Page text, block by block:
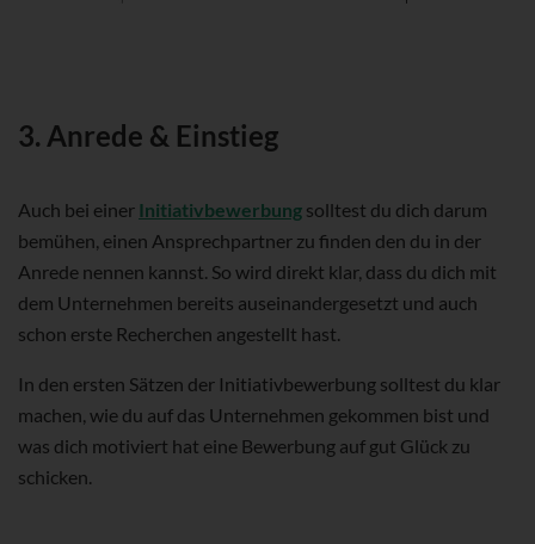
3. Anrede & Einstieg
Auch bei einer Initiativbewerbung solltest du dich darum
bemühen, einen Ansprechpartner zu finden den du in der
Anrede nennen kannst. So wird direkt klar, dass du dich mit
dem Unternehmen bereits auseinandergesetzt und auch
schon erste Recherchen angestellt hast.
In den ersten Sätzen der Initiativbewerbung solltest du klar
machen, wie du auf das Unternehmen gekommen bist und
was dich motiviert hat eine Bewerbung auf gut Glück zu
schicken.